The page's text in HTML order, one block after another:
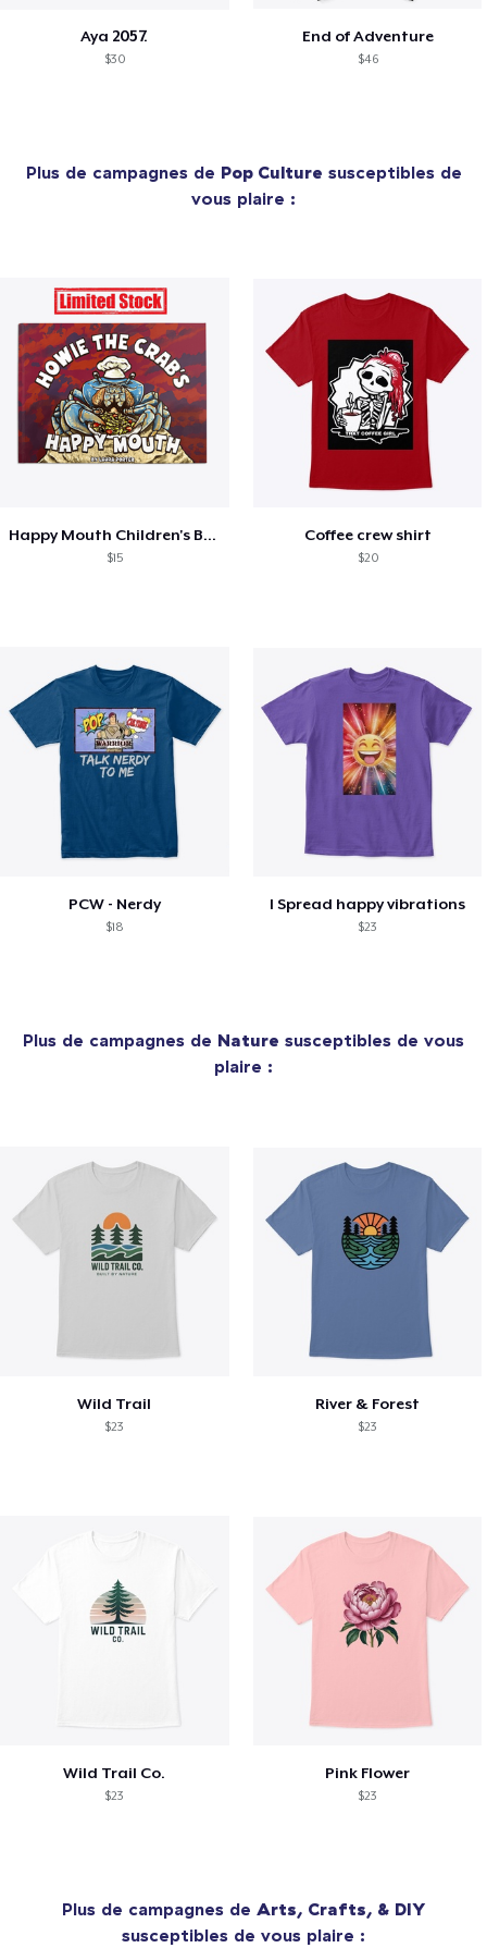
Aya 2057.
$30
End of Adventure
$46
Plus de campagnes de Pop Culture susceptibles de
vous plaire :
Happy Mouth Children's Book
$15
Coffee crew shirt
$20
PCW - Nerdy
$18
I Spread happy vibrations
$23
Plus de campagnes de Nature susceptibles de vous
plaire :
Wild Trail
$23
River & Forest
$23
Wild Trail Co.
$23
Pink Flower
$23
Plus de campagnes de Arts, Crafts, & DIY
susceptibles de vous plaire :